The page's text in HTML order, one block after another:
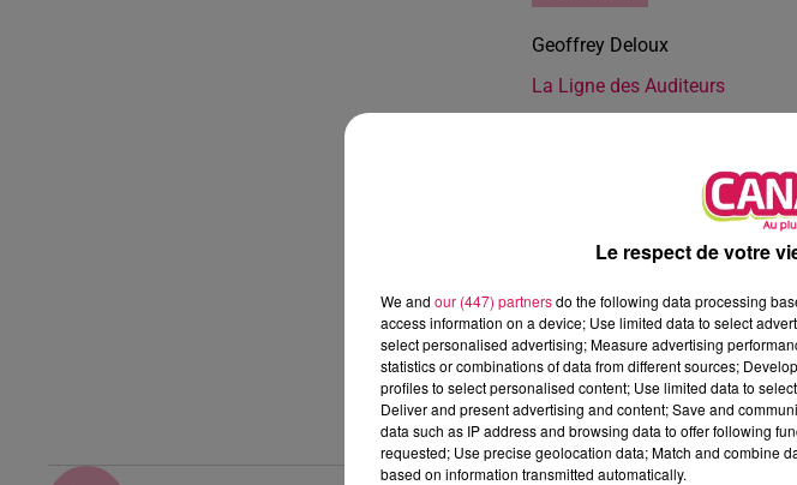
Geoffrey Deloux
La Ligne des Auditeurs
Le respect de votre
We and our (447) partnersdo the following data processing
access information on a device; Use limited data to select
select personalised advertising; Measure advertising
statistics or combinations of data from different sources;
profiles to select personalised content; Use limited data to
Deliver and present advertising and content; Save and
data such as IP address and browsing data to offer following
requested; Use precise geolocation data; Match and combine
based on information transmitted automatically.